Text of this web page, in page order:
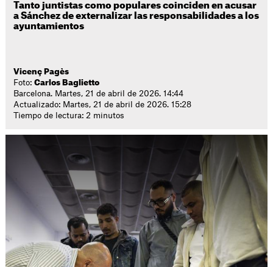
Tanto juntistas como populares coinciden en acusar
a Sánchez de externalizar las responsabilidades a los
ayuntamientos
Vicenç Pagès
Foto:Carlos Baglietto
Barcelona. Martes, 21 de abril de 2026. 14:44
Actualizado: Martes, 21 de abril de 2026. 15:28
Tiempo de lectura: 2 minutos